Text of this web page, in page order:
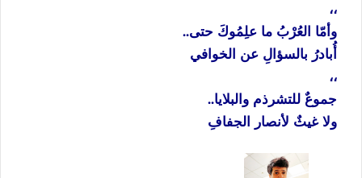
،،
وأمّا العُرْبُ ما علِمُوكَ حتى..
أُبادرُ بالسؤالِ عن الخوافي
،،
جموعٌ للتشرذم والبلايا..
ولا غيثٌ لأنصار الجفافِ